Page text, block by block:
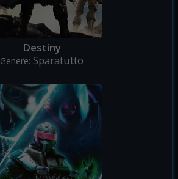
Destiny
Genere: Sparatutto